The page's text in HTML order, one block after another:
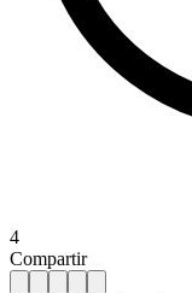
4
Compartir